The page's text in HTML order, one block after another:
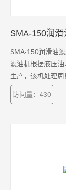
SMA-150润
SMA-150润滑油
滤油机根据液压
生产，该机处理周
体、杂质及挥发物
访问量：430